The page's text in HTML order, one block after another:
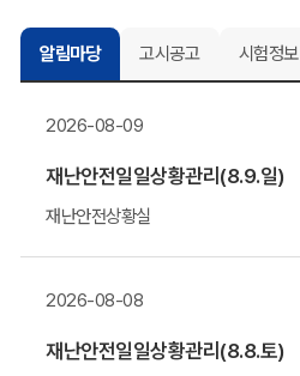
알림마당 고시공고 시험정보
2026-08-09
재난안전일일상황관리(8.9.일)
재난안전상황실
2026-08-08
재난안전일일상황관리(8.8.토)